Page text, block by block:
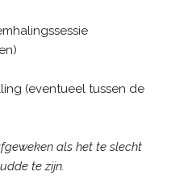
(eventueel tussen de
als het te slecht
te zijn.